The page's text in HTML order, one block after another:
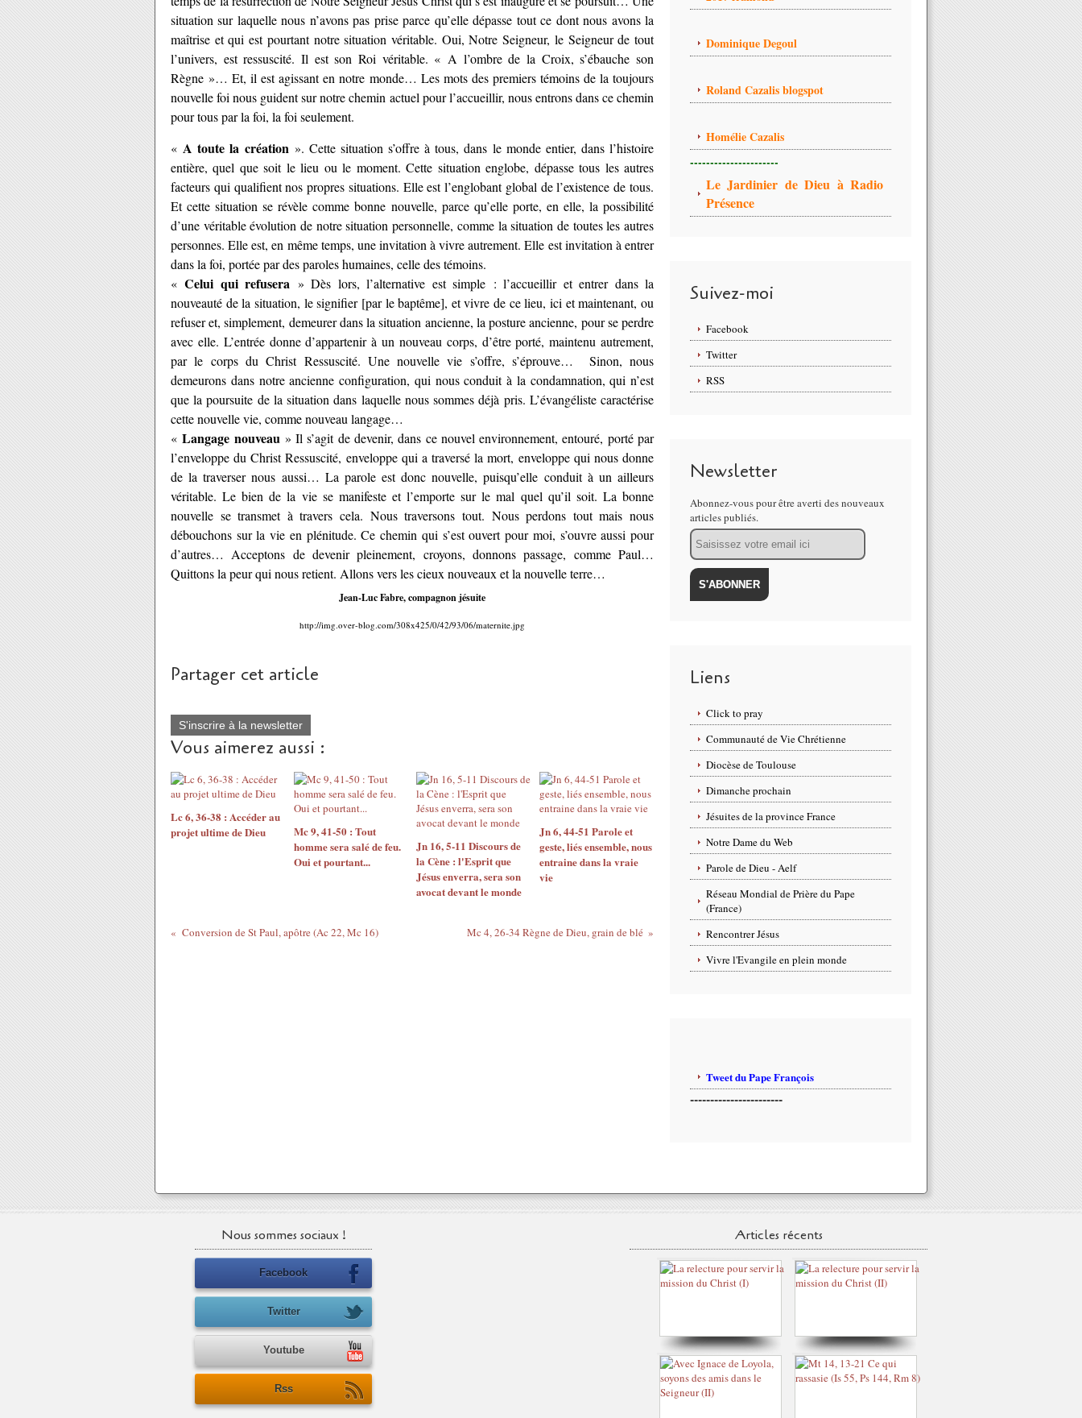
situation sur laquelle nous n’avons pas prise parce qu’elle dépasse tout ce dont nous avons la
maîtrise et qui est pourtant notre situation véritable. Oui, Notre Seigneur, le Seigneur de tout
l’univers, est ressuscité. Il est son Roi véritable. « A l’ombre de la Croix, s’ébauche son
Règne »… Et, il est agissant en notre monde… Les mots des premiers témoins de la toujours
nouvelle foi nous guident sur notre chemin actuel pour l’accueillir, nous entrons dans ce chemin
pour tous par la foi, la foi seulement.
« A toute la création ». Cette situation s’offre à tous, dans le monde entier, dans l’histoire
entière, quel que soit le lieu ou le moment. Cette situation englobe, dépasse tous les autres
facteurs qui qualifient nos propres situations. Elle est l’englobant global de l’existence de tous.
Et cette situation se révèle comme bonne nouvelle, parce qu’elle porte, en elle, la possibilité
d’une véritable évolution de notre situation personnelle, comme la situation de toutes les autres
personnes. Elle est, en même temps, une invitation à vivre autrement. Elle est invitation à entrer
dans la foi, portée par des paroles humaines, celle des témoins.
«Celui qui refusera » Dès lors, l’alternative est simple : l’accueillir et entrer dans la
nouveauté de la situation, le signifier [par le baptême], et vivre de ce lieu, ici et maintenant, ou
refuser et, simplement, demeurer dans la situation ancienne, la posture ancienne, pour se perdre
avec elle. L’entrée donne d’appartenir à un nouveau corps, d’être porté, maintenu autrement,
par le corps du Christ Ressuscité. Une nouvelle vie s’offre, s’éprouve… Sinon, nous
demeurons dans notre ancienne configuration, qui nous conduit à la condamnation, qui n’est
que la poursuite de la situation dans laquelle nous sommes déjà pris. L’évangéliste caractérise
cette nouvelle vie, comme nouveau langage…
«Langage nouveau » Il s’agit de devenir, dans ce nouvel environnement, entouré, porté par
l’enveloppe du Christ Ressuscité, enveloppe qui a traversé la mort, enveloppe qui nous donne
de la traverser nous aussi… La parole est donc nouvelle, puisqu’elle conduit à un ailleurs
véritable. Le bien de la vie se manifeste et l’emporte sur le mal quel qu’il soit. La bonne
nouvelle se transmet à travers cela. Nous traversons tout. Nous perdons tout mais nous
débouchons sur la vie en plénitude. Ce chemin qui s’est ouvert pour moi, s’ouvre aussi pour
d’autres… Acceptons de devenir pleinement, croyons, donnons passage, comme Paul…
Quittons la peur qui nous retient. Allons vers les cieux nouveaux et la nouvelle terre…
Jean-LucFabre, compagnon jésuite
http://img.over-blog.com/308x425/0/42/93/06/maternite.jpg
Partager cet article
S'inscrire à la newsletter
Vous aimerez aussi :
Lc 6, 36-38 : Accéder au
projet ultime de Dieu
Mc 9, 41-50 : Tout
homme sera salé de feu.
Oui et pourtant...
Jn 16, 5-11 Discours de
la Cène : l'Esprit que
Jésus enverra, sera son
avocat devant le monde
Jn 6, 44-51 Parole et
geste, liés ensemble, nous
entraine dans la vraie
vie
Conversion de St Paul, apôtre (Ac 22, Mc 16) Mc 4, 26-34 Règne de Dieu, grain de blé
Dominique Degoul
Roland Cazalis blogspot
Homélie Cazalis
----------------------
Le Jardinier de Dieu à Radio
Présence
Suivez-moi
Facebook
Twitter
RSS
Newsletter
Abonnez-vous pour être averti des nouveaux
articles publiés.
Email
Liens
Click to pray
Communauté de Vie Chrétienne
Diocèse de Toulouse
Dimanche prochain
Jésuites de la province France
Notre Dame du Web
Parole de Dieu - Aelf
Réseau Mondial de Prière du Pape
(France)
Rencontrer Jésus
Vivre l'Evangile en plein monde
Tweet du Pape François
-----------------------
Nous sommes sociaux !
Facebook
Twitter
Youtube
Rss
Articles récents